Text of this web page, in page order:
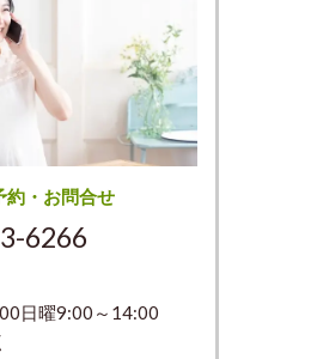
約・お問合せ
6266
日曜9:00～14:00